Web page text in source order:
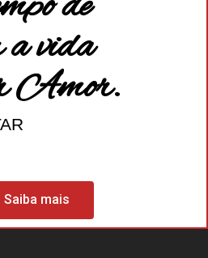
a vida
Amor.
Saiba mais